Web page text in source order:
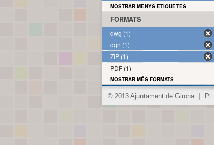
MOSTRAR MENYS ETIQUETES
FORMATS
dwg (1)
dgn (1)
ZIP (1)
PDF (1)
MOSTRAR MÉS FORMATS
© 2013 Ajuntament de Girona